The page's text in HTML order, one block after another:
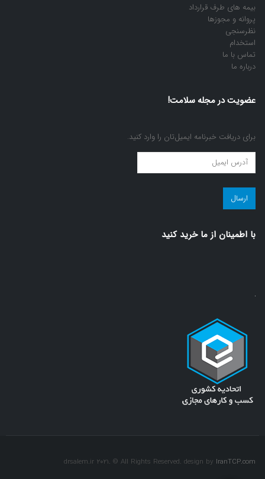
بیمه های طرف قرارداد
پروانه و مجوزها
نظرسنجی
استخدام
تماس با ما
درباره ما
عضویت در مجله سلامت!
برای دریافت خبرنامه ایمیل‌تان را وارد کنید.
عضویت
در
مجله
سلامت!
با اطمينان از ما خريد كنيد
drsalem.ir 2021. © All Rights Reserved. design by IranTCP.com